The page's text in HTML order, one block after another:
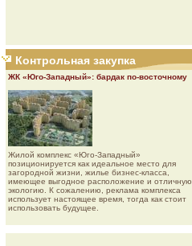
Контрольная закупка
ЖК «Юго-Западный»: бардак по-восточному
Жилой комплекс «Юго-Западный»
позиционируется как идеальное место для
загородной жизни, жилье бизнес-класса,
имеющее выгодное расположение и отличную
экологию. К сожалению, реклама комплекса
использует настоящее время, тогда как стоит
использовать будущее.